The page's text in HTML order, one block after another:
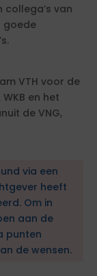
collega’s van
goede
VTH voor de
en het
de VNG,
via een
heeft
Om in
aan de
punten
de wensen.